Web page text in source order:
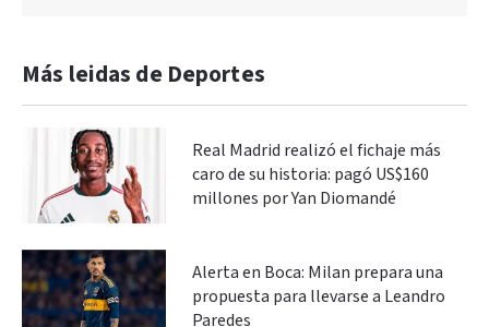
Más leidas de Deportes
Real Madrid realizó el fichaje más
caro de su historia: pagó US$160
millones por Yan Diomandé
Alerta en Boca: Milan prepara una
propuesta para llevarse a Leandro
Paredes